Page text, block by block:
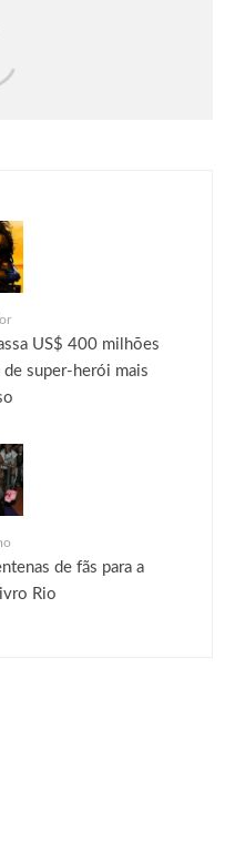
Relembre a
k-drama e saiba o
US$ 400 milhões
super-herói mais
de fãs para a
Rio